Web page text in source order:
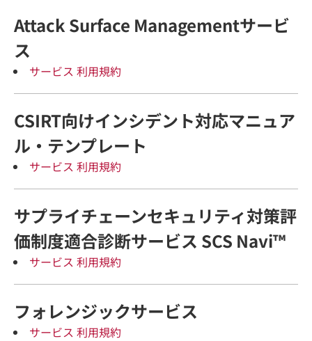
Attack Surface Managementサービ
ス
サービス 利用規約
CSIRT向けインシデント対応マニュア
ル・テンプレート
サービス 利用規約
サプライチェーンセキュリティ対策評
価制度適合診断サービス SCS Navi™
サービス 利用規約
フォレンジックサービス
サービス 利用規約